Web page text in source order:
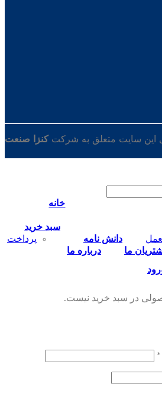
این سایت متعلق به شرکت کنزا صنعت
خانه
دانش نامه
سبد خرید
پرداخت
ما
درباره ما
در سبد خرید نیست.
*